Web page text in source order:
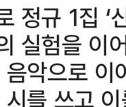
정규 1집 ‘
실험을 이
악으로
를 쓰고